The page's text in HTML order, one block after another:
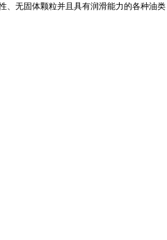
、无固体颗粒并且具有润滑能力的各种油